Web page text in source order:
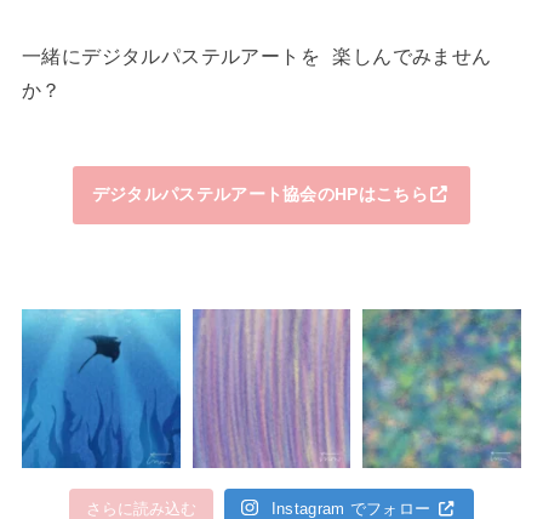
一緒にデジタルパステルアートを 楽しんでみません
か？
デジタルパステルアート協会のHPはこちら
さらに読み込む Instagram でフォロー